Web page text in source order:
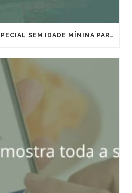
APOSENTADORIA ESPECIAL SEM IDADE MÍNIMA PARA MARÍTIMOS E OFFSHORE: VITÓRIA IMPORTANTE, MAS QUE EXIGE ESTRATÉGIA